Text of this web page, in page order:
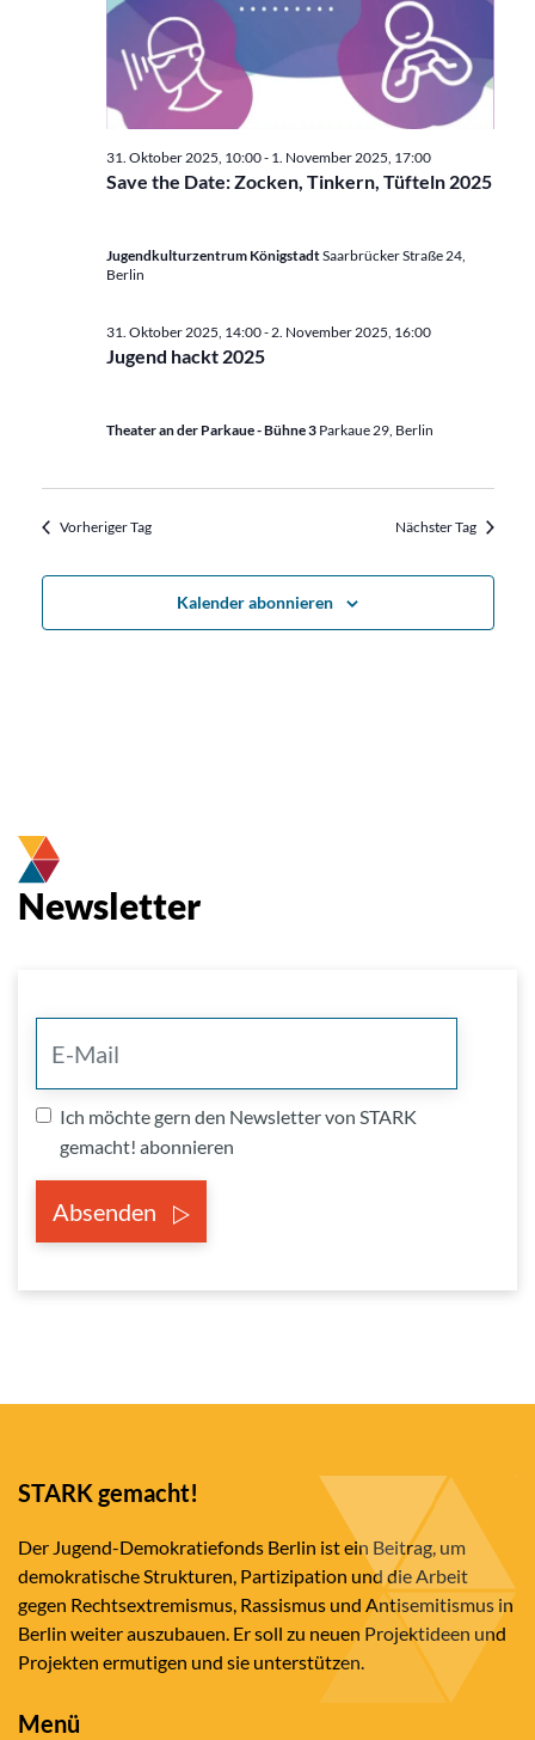
Save the Date: Zocken, Tinkern, Tüfteln 2025
31. Oktober 2025, 10:00- 1. November 2025, 17:00
Jugendkulturzentrum KönigstadtSaarbrücker Straße 24,
Berlin
Jugend hackt 2025
31. Oktober 2025, 14:00-2. November 2025, 16:00
Theater an der Parkaue - Bühne 3 Parkaue 29, Berlin
Vorheriger Tag Nächster Tag
Kalender abonnieren
Newsletter
Ich möchte gern den Newsletter von STARK
gemacht! abonnieren
Absenden
STARK gemacht!
Der Jugend-Demokratiefonds Berlin ist ein Beitrag, um
demokratische Strukturen, Partizipation und die Arbeit
gegen Rechtsextremismus, Rassismus und Antisemitismus in
Berlin weiter auszubauen. Er soll zu neuen Projektideen und
Projekten ermutigen und sie unterstützen.
Menü